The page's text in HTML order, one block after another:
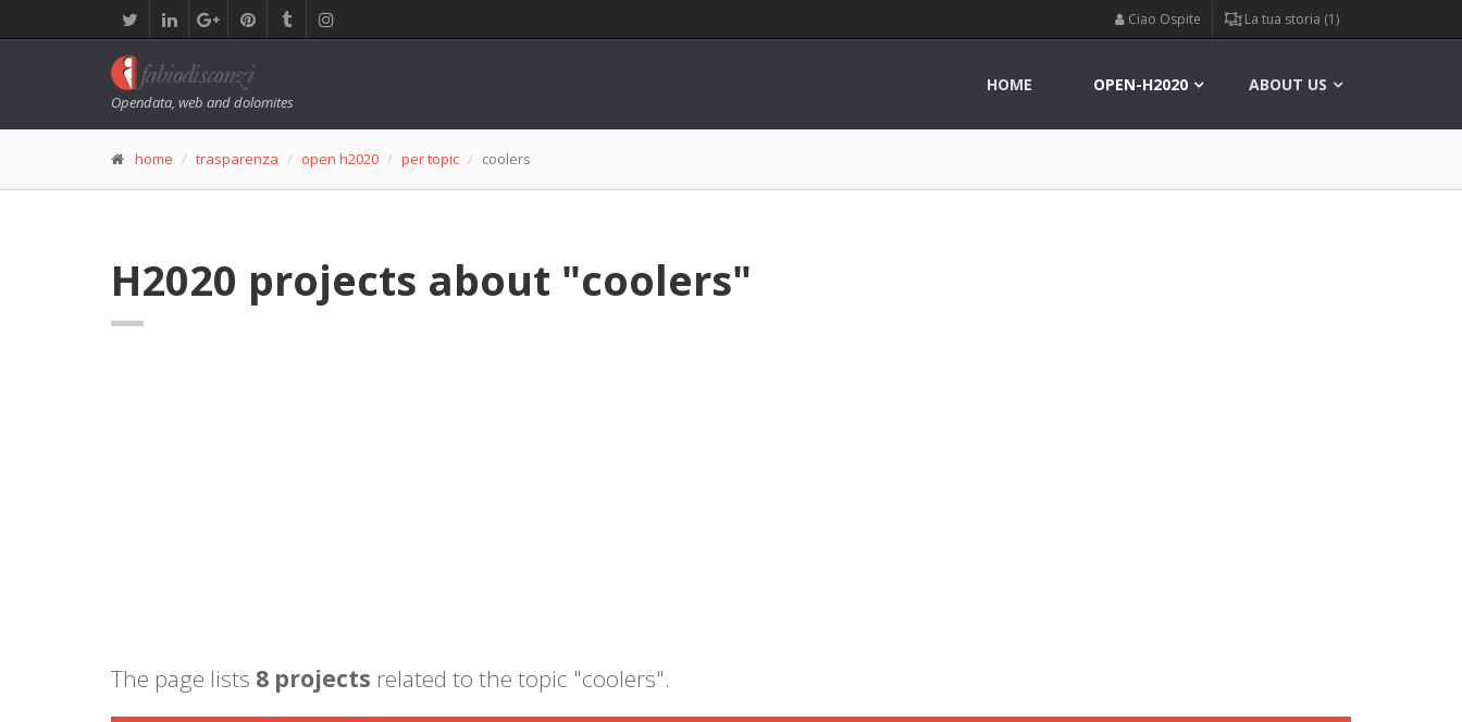
Ciao Ospite La tua storia (1)
Opendata, web and dolomites
HOME OPEN-H2020 ABOUT US
home trasparenza open h2020 per topic coolers
H2020 projects about "coolers"
The page lists 8 projects related to the topic "coolers".